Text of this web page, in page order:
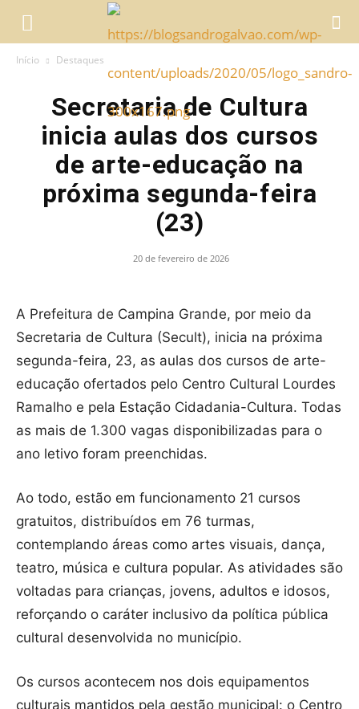
Início Destaques
Secretaria de Cultura
inicia aulas dos cursos
de arte-educação na
próxima segunda-feira
(23)
20 de fevereiro de 2026
A Prefeitura de Campina Grande, por meio da
Secretaria de Cultura (Secult), inicia na próxima
segunda-feira, 23, as aulas dos cursos de arte-
educação ofertados pelo Centro Cultural Lourdes
Ramalho e pela Estação Cidadania-Cultura. Todas
as mais de 1.300 vagas disponibilizadas para o
ano letivo foram preenchidas.
Ao todo, estão em funcionamento 21 cursos
gratuitos, distribuídos em 76 turmas,
contemplando áreas como artes visuais, dança,
teatro, música e cultura popular. As atividades são
voltadas para crianças, jovens, adultos e idosos,
reforçando o caráter inclusivo da política pública
cultural desenvolvida no município.
Os cursos acontecem nos dois equipamentos
culturais mantidos pela gestão municipal: o Centro